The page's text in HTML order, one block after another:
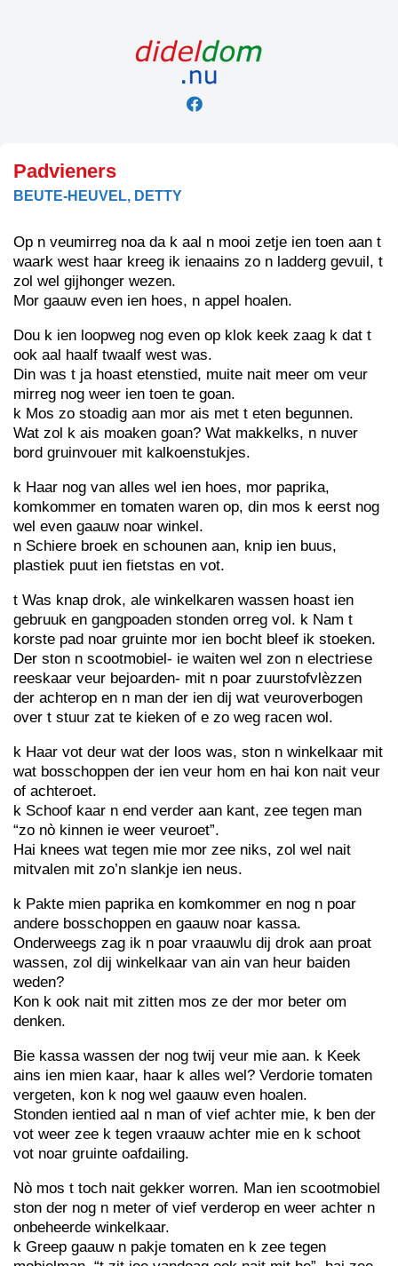
Padvieners
BEUTE-HEUVEL, DETTY
Op n veumirreg noa da k aal n mooi zetje ien toen aan t
waark west haar kreeg ik ienaains zo n ladderg gevuil, t
zol wel gijhonger wezen.
Mor gaauw even ien hoes, n appel hoalen.
Dou k ien loopweg nog even op klok keek zaag k dat t
ook aal haalf twaalf west was.
Din was t ja hoast etenstied, muite nait meer om veur
mirreg nog weer ien toen te goan.
k Mos zo stoadig aan mor ais met t eten begunnen.
Wat zol k ais moaken goan? Wat makkelks, n nuver
bord gruinvouer mit kalkoenstukjes.
k Haar nog van alles wel ien hoes, mor paprika,
komkommer en tomaten waren op, din mos k eerst nog
wel even gaauw noar winkel.
n Schiere broek en schounen aan, knip ien buus,
plastiek puut ien fietstas en vot.
t Was knap drok, ale winkelkaren wassen hoast ien
gebruuk en gangpoaden stonden orreg vol. k Nam t
korste pad noar gruinte mor ien bocht bleef ik stoeken.
Der ston n scootmobiel- ie waiten wel zon n electriese
reeskaar veur bejoarden- mit n poar zuurstofvlèzzen
der achterop en n man der ien dij wat veuroverbogen
over t stuur zat te kieken of e zo weg racen wol.
k Haar vot deur wat der loos was, ston n winkelkaar mit
wat bosschoppen der ien veur hom en hai kon nait veur
of achteroet.
k Schoof kaar n end verder aan kant, zee tegen man
“zo nò kinnen ie weer veuroet”.
Hai knees wat tegen mie mor zee niks, zol wel nait
mitvalen mit zo’n slankje ien neus.
k Pakte mien paprika en komkommer en nog n poar
andere bosschoppen en gaauw noar kassa.
Onderweegs zag ik n poar vraauwlu dij drok aan proat
wassen, zol dij winkelkaar van ain van heur baiden
weden?
Kon k ook nait mit zitten mos ze der mor beter om
denken.
Bie kassa wassen der nog twij veur mie aan. k Keek
ains ien mien kaar, haar k alles wel? Verdorie tomaten
vergeten, kon k nog wel gaauw even hoalen.
Stonden ientied aal n man of vief achter mie, k ben der
vot weer zee k tegen vraauw achter mie en k schoot
vot noar gruinte oafdailing.
Nò mos t toch nait gekker worren. Man ien scootmobiel
ston der nog n meter of vief verderop en weer achter n
onbeheerde winkelkaar.
k Greep gaauw n pakje tomaten en k zee tegen